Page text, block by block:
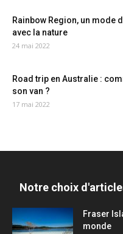
Rainbow Region, un mode
avec la nature
24 mai 2022
Road trip en Australie :
son van ?
17 mai 2022
Notre choix
Fraser
monde